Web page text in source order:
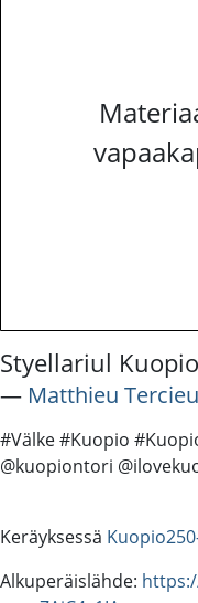
Styellariul
― Matthieu
#Välke #Kuopio
@kuopiontori
Keräyksessä
Alkuperäislähde: